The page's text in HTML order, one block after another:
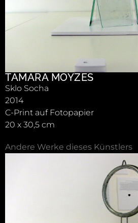
TAMARA MOYZES
Sklo Socha
2014
C-Print auf Fotopapier
20 x 30,5 cm
Andere Werke dieses Künstlers